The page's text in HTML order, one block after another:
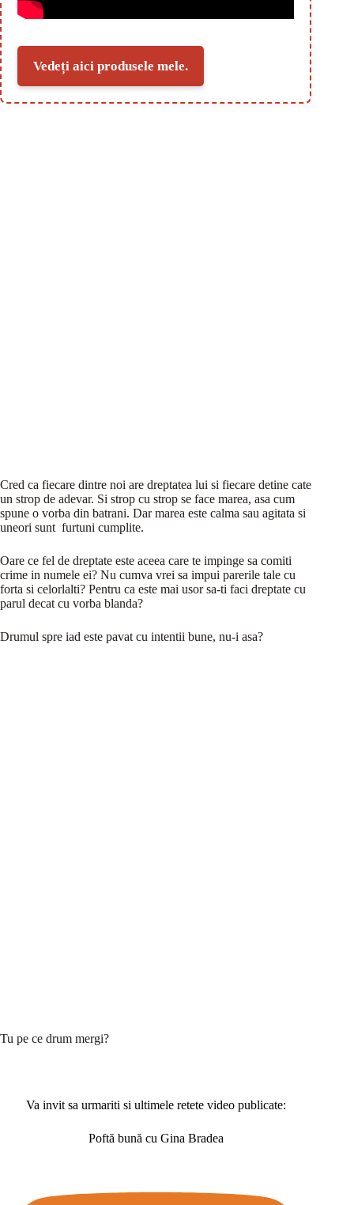
Vedeți aici produsele mele.
Cred ca fiecare dintre noi are dreptatea lui si fiecare detine cate
un strop de adevar. Si strop cu strop se face marea, asa cum
spune o vorba din batrani. Dar marea este calma sau agitata si
uneori sunt furtuni cumplite.
Oare ce fel de dreptate este aceea care te impinge sa comiti
crime in numele ei? Nu cumva vrei sa impui parerile tale cu
forta si celorlalti? Pentru ca este mai usor sa-ti faci dreptate cu
parul decat cu vorba blanda?
Drumul spre iad este pavat cu intentii bune, nu-i asa?
Tu pe ce drum mergi?
Va invit sa urmariti si ultimele retete video publicate:
Poftă bună cu Gina Bradea